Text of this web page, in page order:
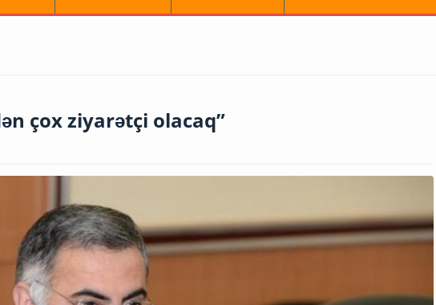
çox ziyarətçi olacaq”